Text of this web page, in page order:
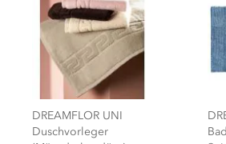
DREAMFLOR UNI
Duschvorleger